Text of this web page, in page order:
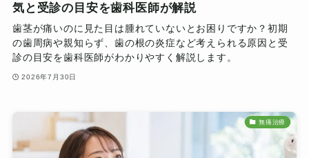
気と受診の目安を歯科医師が解説
歯茎が痛いのに見た目は腫れていないとお困りですか？初期
の歯周病や親知らず、歯の根の炎症など考えられる原因と受
診の目安を歯科医師がわかりやすく解説します。
2026年7月30日
無痛治療